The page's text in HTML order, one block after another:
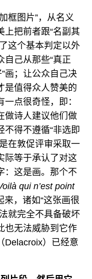
框图片”，从名义
上把前者跟“名副其
这个基本判定以外
自己从那些“真正
画；让公众自己决
是值得众人赞美的
点很奇怪，即：
做诗人建议他们做
不得不遵循“非选即
在敦促评审采取一
际等于承认了对这
：这是画。那个不
qui n’est point
来，诸如“这张画很
就完全不具备破坏
也无法威胁到它作
Delacroix）已经意